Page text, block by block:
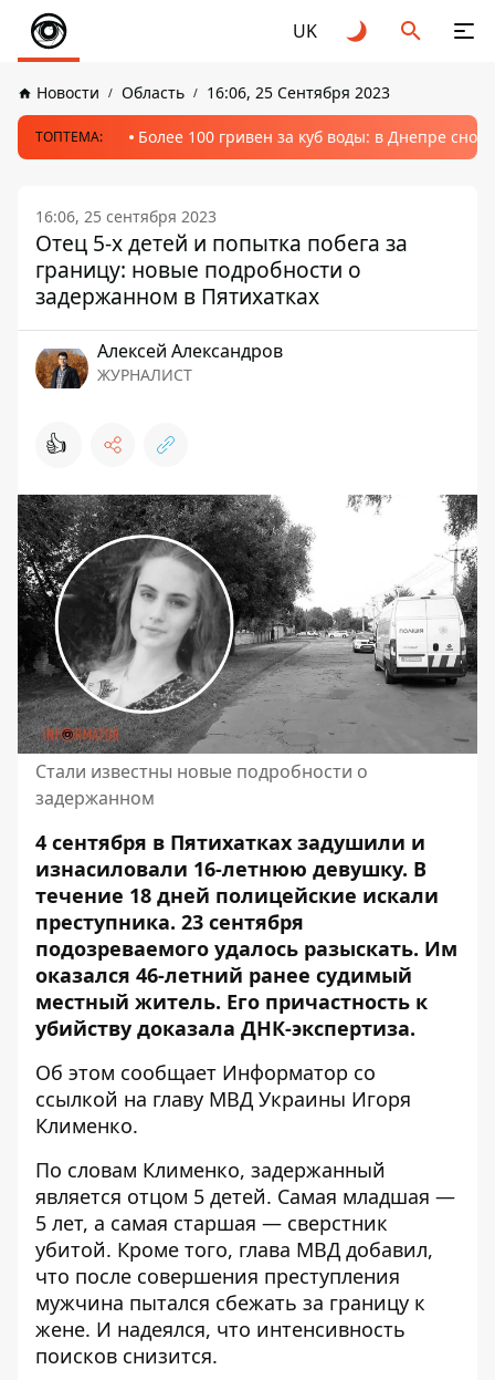
UK
Новости Область 16:06, 25 Сентября 2023
ТОПТЕМА: Более 100 гривен за куб воды: в Днепре
16:06, 25 сентября 2023
Отец 5-х детей и попытка побега за
границу: новые подробности о
задержанном в Пятихатках
Алексей Александров
ЖУРНАЛИСТ
👍
Стали известны новые подробности о
задержанном
4 сентября в Пятихатках задушили и
изнасиловали 16-летнюю девушку. В
течение 18 дней полицейские искали
преступника. 23 сентября
подозреваемого удалось разыскать. Им
оказался 46-летний ранее судимый
местный житель. Его причастность к
убийству доказала ДНК-экспертиза.
Об этом сообщает Информатор со
ссылкой на главу МВД Украины Игоря
Клименко.
По словам Клименко, задержанный
является отцом 5 детей. Самая младшая —
5 лет, а самая старшая — сверстник
убитой. Кроме того, глава МВД добавил,
что после совершения преступления
мужчина пытался сбежать за границу к
жене. И надеялся, что интенсивность
поисков снизится.